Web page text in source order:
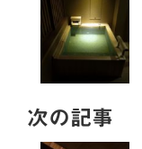
次の記事